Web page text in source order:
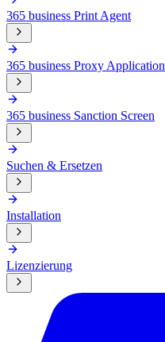
365 business Print Agent
365 business Proxy Application
365 business Sanction Screen
Suchen & Ersetzen
Installation
Lizenzierung